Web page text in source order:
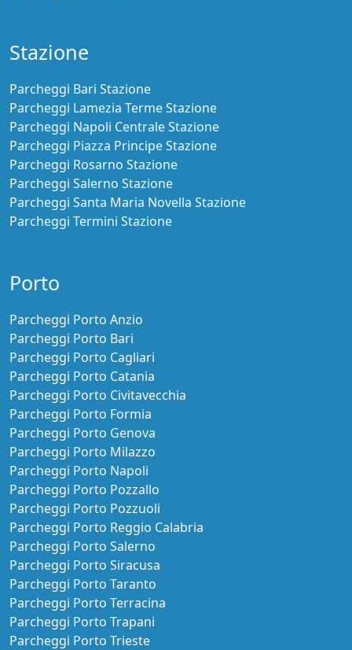
Stazione
Parcheggi Bari Stazione
Parcheggi Lamezia Terme Stazione
Parcheggi Napoli Centrale Stazione
Parcheggi Piazza Principe Stazione
Parcheggi Rosarno Stazione
Parcheggi Salerno Stazione
Parcheggi Santa Maria Novella Stazione
Parcheggi Termini Stazione
Porto
Parcheggi Porto Anzio
Parcheggi Porto Bari
Parcheggi Porto Cagliari
Parcheggi Porto Catania
Parcheggi Porto Civitavecchia
Parcheggi Porto Formia
Parcheggi Porto Genova
Parcheggi Porto Milazzo
Parcheggi Porto Napoli
Parcheggi Porto Pozzallo
Parcheggi Porto Pozzuoli
Parcheggi Porto Reggio Calabria
Parcheggi Porto Salerno
Parcheggi Porto Siracusa
Parcheggi Porto Taranto
Parcheggi Porto Terracina
Parcheggi Porto Trapani
Parcheggi Porto Trieste